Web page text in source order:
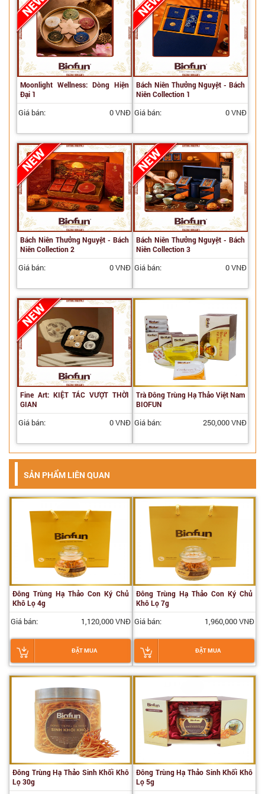
Moonlight Wellness: Dòng Hiện
Đại 1
Giá bán: 0 VNĐ
Bách Niên Thưởng Nguyệt - Bách
Niên Collection 1
Giá bán: 0 VNĐ
Bách Niên Thưởng Nguyệt - Bách
Niên Collection 2
Giá bán: 0 VNĐ
Bách Niên Thưởng Nguyệt - Bách
Niên Collection 3
Giá bán: 0 VNĐ
Fine Art: KIỆT TÁC VƯỢT THỜI
GIAN
Giá bán: 0 VNĐ
Trà Đông Trùng Hạ Thảo Việt Nam
BIOFUN
Giá bán: 250,000 VNĐ
SẢN PHẨM LIÊN QUAN
Đông Trùng Hạ Thảo Con Ký Chủ
Khô Lọ 4g
Giá bán: 1,120,000 VNĐ
ĐẶT MUA
Đông Trùng Hạ Thảo Con Ký Chủ
Khô Lọ 7g
Giá bán: 1,960,000 VNĐ
ĐẶT MUA
Đông Trùng Hạ Thảo Sinh Khối Khô
Lọ 30g
Đông Trùng Hạ Thảo Sinh Khối Khô
Lọ 5g